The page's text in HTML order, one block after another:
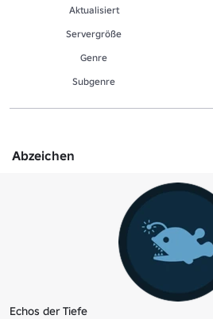
Aktualisiert
Servergröße
Genre
Sub­gen­re
Abzeichen
Echos der Tiefe